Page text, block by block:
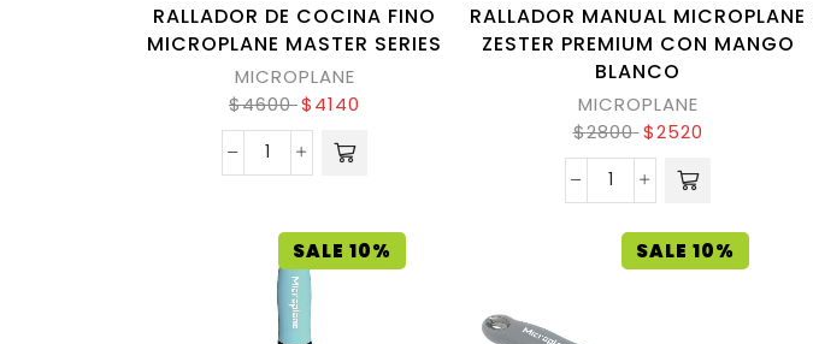
RALLADOR DE COCINA FINO
MICROPLANE MASTER SERIES
MICROPLANE
$4600 $4140
RALLADOR MANUAL MICROPLANE
ZESTER PREMIUM CON MANGO
BLANCO
MICROPLANE
$2800 $2520
SALE 10% SALE 10%